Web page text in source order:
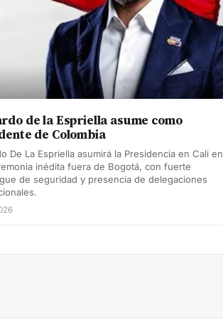
de la Espriella asume como
de Colombia
De La Espriella asumirá la Presidencia en Cali en
inédita fuera de Bogotá, con fuerte
de seguridad y presencia de delegaciones